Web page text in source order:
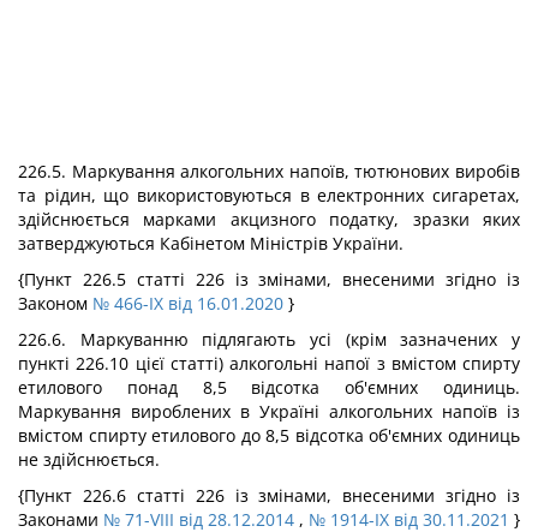
226.5. Маркування алкогольних напоїв, тютюнових виробів
та рідин, що використовуються в електронних сигаретах,
здійснюється марками акцизного податку, зразки яких
затверджуються Кабінетом Міністрів України.
{Пункт 226.5 статті 226 із змінами, внесеними згідно із
Законом № 466-IX від 16.01.2020 }
226.6. Маркуванню підлягають усі (крім зазначених у
пункті 226.10 цієї статті) алкогольні напої з вмістом спирту
етилового понад 8,5 відсотка об'ємних одиниць.
Маркування вироблених в Україні алкогольних напоїв із
вмістом спирту етилового до 8,5 відсотка об'ємних одиниць
не здійснюється.
{Пункт 226.6 статті 226 із змінами, внесеними згідно із
Законами № 71-VIII від 28.12.2014 , № 1914-IX від 30.11.2021 }